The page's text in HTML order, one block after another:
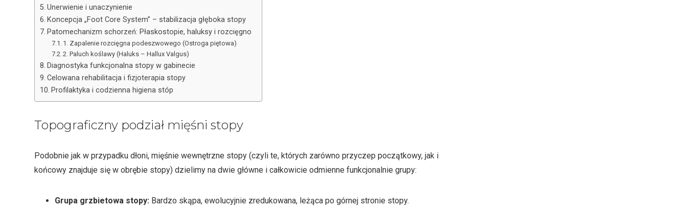
Unerwienie i unaczynienie
Koncepcja „Foot Core System” – stabilizacja głęboka stopy
Patomechanizm schorzeń: Płaskostopie, haluksy i rozcięgno
1. Zapalenie rozcięgna podeszwowego (Ostroga piętowa)
2. Paluch koślawy (Haluks – Hallux Valgus)
Diagnostyka funkcjonalna stopy w gabinecie
Celowana rehabilitacja i fizjoterapia stopy
Profilaktyka i codzienna higiena stóp
Topograficzny podział mięśni stopy
Podobnie jak w przypadku dłoni, mięśnie wewnętrzne stopy (czyli te, których zarówno przyczep początkowy, jak i
końcowy znajduje się w obrębie stopy) dzielimy na dwie główne i całkowicie odmienne funkcjonalnie grupy:
Grupa grzbietowa stopy: Bardzo skąpa, ewolucyjnie zredukowana, leżąca po górnej stronie stopy.